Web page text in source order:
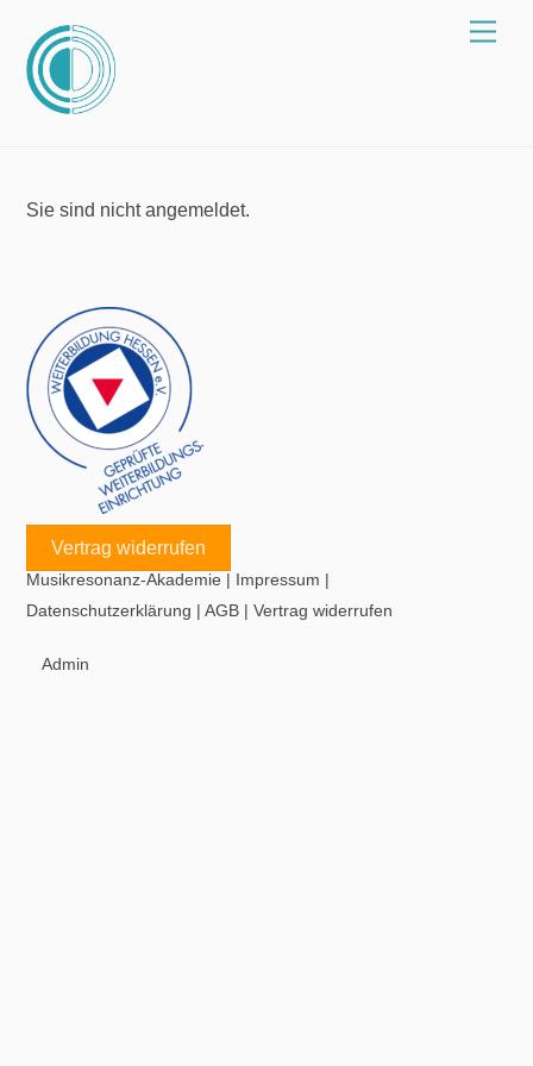
Inhalt
springen
Sie sind nicht angemeldet.
Vertrag widerrufen
Musikresonanz-Akademie | Impressum |
Datenschutzerklärung |AGB |Vertrag widerrufen
Admin